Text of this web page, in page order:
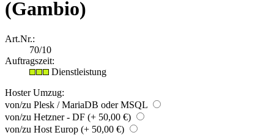
(Gambio)
Art.Nr.:
70/10
Auftragszeit:
Dienstleistung
Hoster Umzug:
von/zu Plesk / MariaDB oder MSQL
von/zu Hetzner - DF (+ 50,00 €)
von/zu Host Europ (+ 50,00 €)